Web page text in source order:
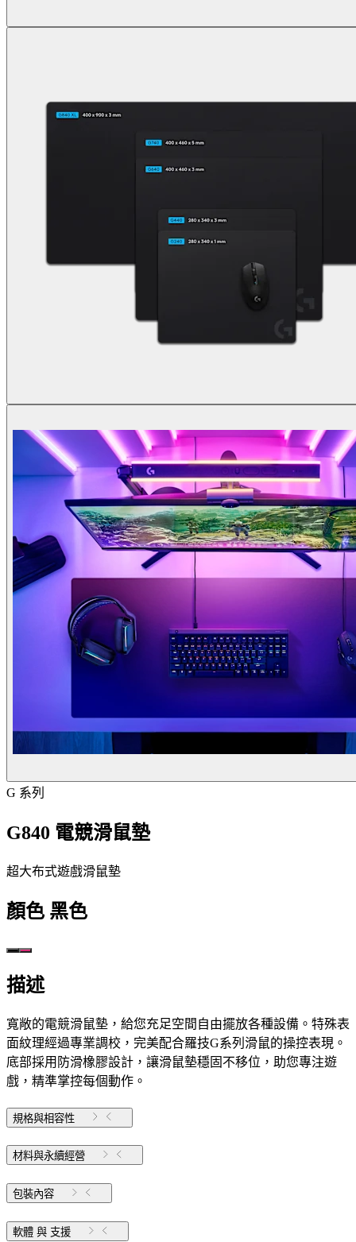
G 系列
G840 電競滑鼠墊
超大布式遊戲滑鼠墊
顏色 黑色
描述
寬敞的電競滑鼠墊，給您充足空間自由擺放各種設備。特殊表
面紋理經過專業調校，完美配合羅技G系列滑鼠的操控表現。
底部採用防滑橡膠設計，讓滑鼠墊穩固不移位，助您專注遊
戲，精準掌控每個動作。
規格與相容性
材料與永續經營
包裝內容
軟體 與 支援